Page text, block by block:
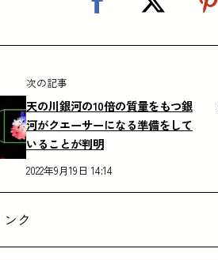
次の記事
天の川銀河の10倍の質量をもつ銀
河がクエーサーになる準備をして
いることが判明
2022年9月19日 14:14
ク